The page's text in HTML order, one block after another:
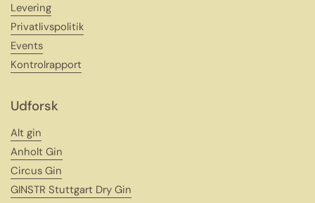
Levering
Privatlivspolitik
Events
Kontrolrapport
Udforsk
Alt gin
Anholt Gin
Circus Gin
GINSTR Stuttgart Dry Gin